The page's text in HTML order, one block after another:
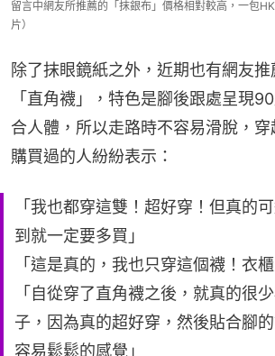
留言中網友所推薦的「抹銀布」價格相對較高，一包
片）
除了抹眼鏡紙之外，近期也有網友
「直角襪」，特色是腳後跟處呈現
合人體，所以走路時不容易滑脫，穿
購買過的人紛紛表示：
「我也都穿這雙！超好穿！但真的
到就一定要多買」
「這是真的，我也只穿這個襪！衣
「自從穿了直角襪之後，就真的很
子，因為真的超好穿，然後貼合腳
容易鬆鬆的感覺」